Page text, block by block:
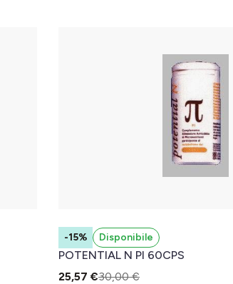
-15% Disponibile
POTENTIAL N PI 60CPS
25,57 €30,00 €